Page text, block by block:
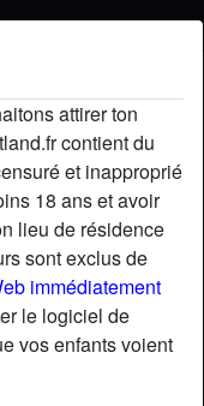
attirer ton
contient du
et inapproprié
18 ans et avoir
lieu de résidence
sont exclus de
immédiatement
le logiciel de
vos enfants voient